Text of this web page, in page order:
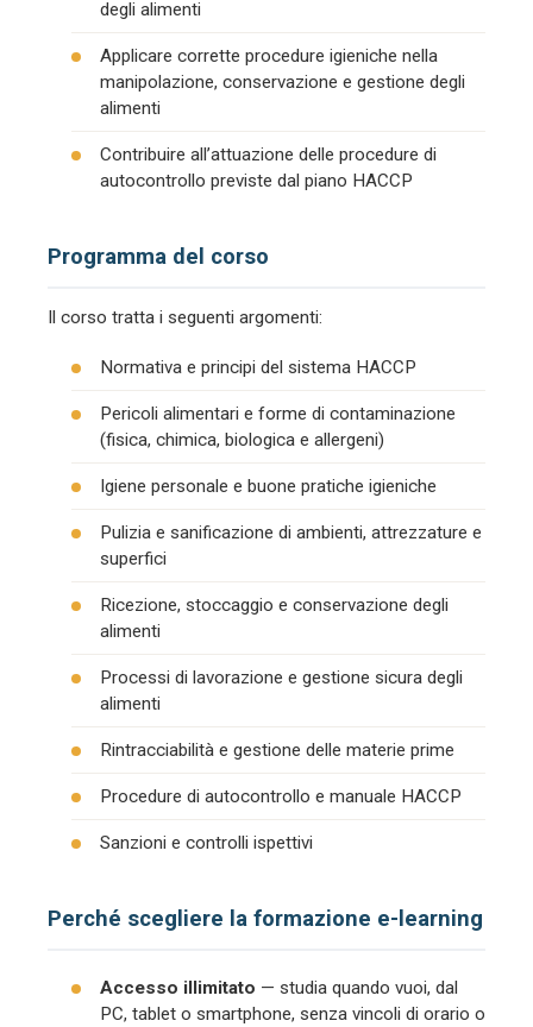
degli alimenti
Applicare corrette procedure igieniche nella
manipolazione, conservazione e gestione degli
alimenti
Contribuire all’attuazione delle procedure di
autocontrollo previste dal piano HACCP
Programma del corso
Il corso tratta i seguenti argomenti:
Normativa e principi del sistema HACCP
Pericoli alimentari e forme di contaminazione
(fisica, chimica, biologica e allergeni)
Igiene personale e buone pratiche igieniche
Pulizia e sanificazione di ambienti, attrezzature e
superfici
Ricezione, stoccaggio e conservazione degli
alimenti
Processi di lavorazione e gestione sicura degli
alimenti
Rintracciabilità e gestione delle materie prime
Procedure di autocontrollo e manuale HACCP
Sanzioni e controlli ispettivi
Perché scegliere la formazione e-learning
Accesso illimitato — studia quando vuoi, dal
PC, tablet o smartphone, senza vincoli di orario o